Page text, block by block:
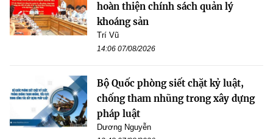
hoàn thiện chính sách quản lý
khoáng sản
Trí Vũ
14:06 07/08/2026
Bộ Quốc phòng siết chặt kỷ luật,
chống tham nhũng trong xây dựng
pháp luật
Dương Nguyễn